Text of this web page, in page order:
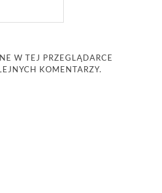
W TEJ PRZEGLĄDARCE
KOMENTARZY.